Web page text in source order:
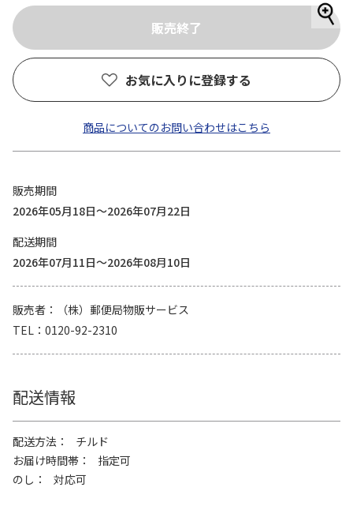
お気に入りに登録する
商品についてのお問い合わせはこちら
販売期間
2026年05月18日～2026年07月22日
配送期間
2026年07月11日～2026年08月10日
販売者
（株）郵便局物販サービス
TEL
0120-92-2310
配送情報
配送方法
チルド
お届け時間帯
指定可
のし
対応可